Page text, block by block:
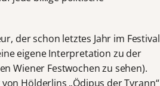
der schon letztes Jahr im Festival
eigene Interpretation zu der
Wiener Festwochen zu sehen).
Hölderlins „Ödipus der Tyrann“